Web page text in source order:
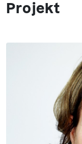
Projekt